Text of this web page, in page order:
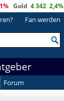
Gold 4 342 2,4%
Fan werden
Forum